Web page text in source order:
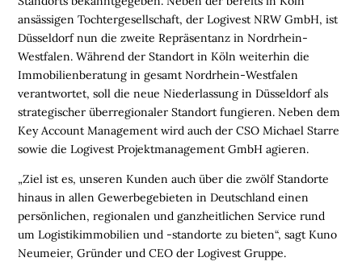
G
I
S
T
I
K
R
E
G
O
E
N
ansässigen Tochtergesellschaft, der Logivest NRW GmbH, ist
Düsseldorf nun die zweite Repräsentanz in Nordrhein-
Westfalen. Während der Standort in Köln weiterhin die
Immobilienberatung in gesamt Nordrhein-Westfalen
verantwortet, soll die neue Niederlassung in Düsseldorf als
strategischer überregionaler Standort fungieren. Neben dem
Key Account Management wird auch der CSO Michael Starre
sowie die Logivest Projektmanagement GmbH agieren.
„Ziel ist es, unseren Kunden auch über die zwölf Standorte
hinaus in allen Gewerbegebieten in Deutschland einen
persönlichen, regionalen und ganzheitlichen Service rund
um Logistikimmobilien und -standorte zu bieten“, sagt Kuno
Neumeier, Gründer und CEO der Logivest Gruppe.